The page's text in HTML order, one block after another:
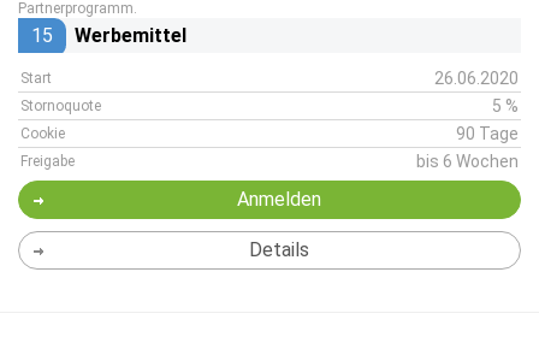
Partnerprogramm.
15 Werbemittel
Start 26.06.2020
Stornoquote 5 %
Cookie 90 Tage
Freigabe bis 6 Wochen
Anmelden
Details